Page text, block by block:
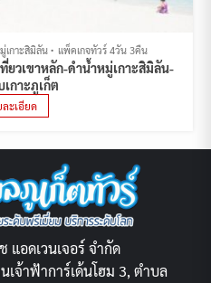
เกาะสิมิลัน แพ็คเกจทัวร์ 4วัน 3คืน
ยวเขาหลัก-ดำน้ำหมู่เกาะสิมิลัน-
เกาะภูเก็ต
ะเอียด
แอดเวนเจอร์ จำกัด
จ้าฟ้าการ์เด้นโฮม 3, ตำบล